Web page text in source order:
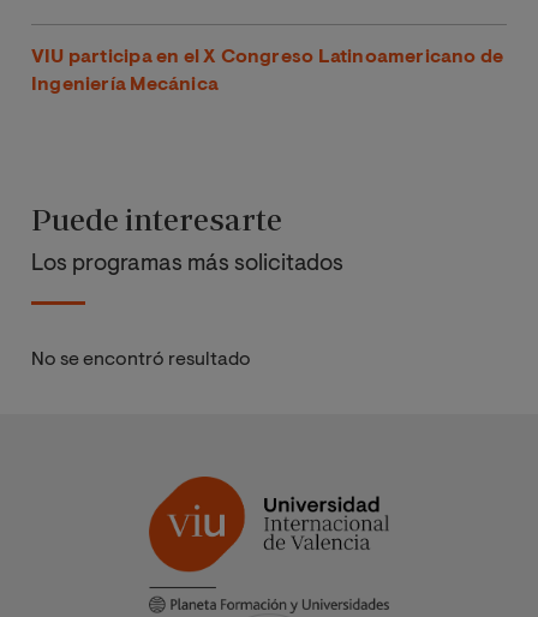
VIU participa en el X Congreso Latinoamericano de
Ingeniería Mecánica
Puede interesarte
Los programas más solicitados
No se encontró resultado